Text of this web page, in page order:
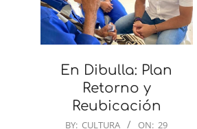
En Dibulla: Plan
Retorno y
Reubicación
2023-BY: CULTURA ON: 29